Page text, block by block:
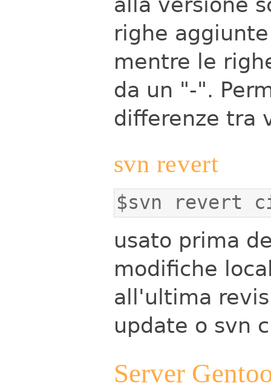
righe
mentre le
da un "-".
differenze tra
svn revert
$svn revert
usato prima
modifiche
all'ultima
update o svn
Server